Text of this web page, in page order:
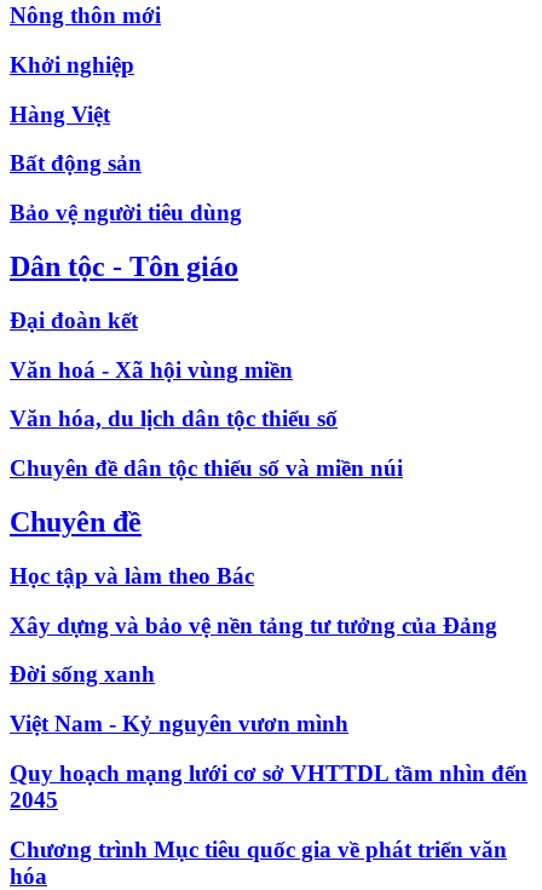
Nông thôn mới
Khởi nghiệp
Hàng Việt
Bất động sản
Bảo vệ người tiêu dùng
Dân tộc - Tôn giáo
Đại đoàn kết
Văn hoá - Xã hội vùng miền
Văn hóa, du lịch dân tộc thiểu số
Chuyên đề dân tộc thiểu số và miền núi
Chuyên đề
Học tập và làm theo Bác
Xây dựng và bảo vệ nền tảng tư tưởng của Đảng
Đời sống xanh
Việt Nam - Kỷ nguyên vươn mình
Quy hoạch mạng lưới cơ sở VHTTDL tầm nhìn đến
2045
Chương trình Mục tiêu quốc gia về phát triển văn
hóa